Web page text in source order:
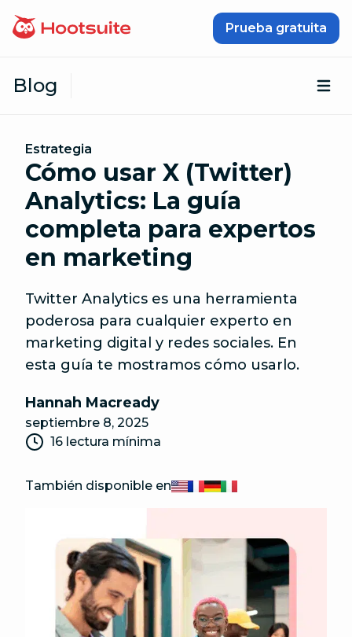
Prueba gratuita
Blog
Estrategia
Cómo usar X (Twitter)
Analytics: La guía
completa para expertos
en marketing
Twitter Analytics es una herramienta
poderosa para cualquier experto en
marketing digital y redes sociales. En
esta guía te mostramos cómo usarlo.
Hannah Macready
septiembre 8, 2025
16 lectura mínima
También disponible enEnglish
Français
Deutsch
Italiano